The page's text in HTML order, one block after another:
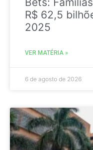
R$ 62,5
2025
VER MATÉRIA »
6 de agosto de 2026